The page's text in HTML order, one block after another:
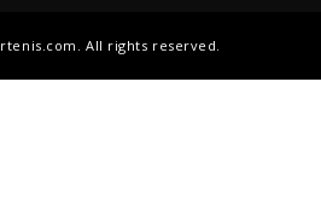
All rights reserved.